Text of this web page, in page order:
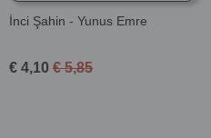
İnci Şahin - Yunus Emre
€ 4,10 € 5,85